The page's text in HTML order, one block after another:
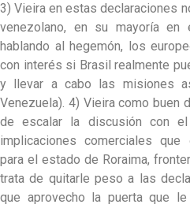
3) Vieira en estas declaraciones
venezolano, en su mayoría en
hablando al hegemón, los
con interés si Brasil realmente
y llevar a cabo las misiones
Venezuela). 4) Vieira como buen
de escalar la discusión con
implicaciones comerciales que
para el estado de Roraima,
trata de quitarle peso a las
que aprovecho la puerta que